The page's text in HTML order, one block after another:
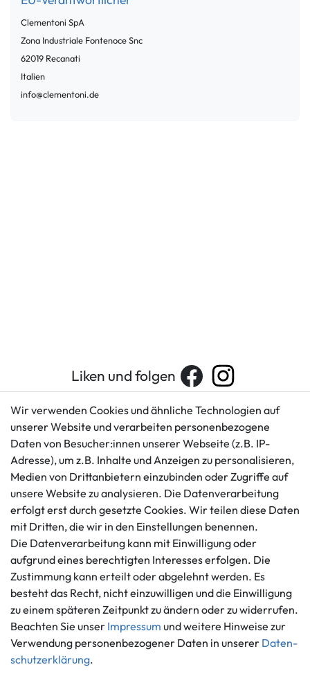
Clementoni SpA
Zona Industriale FontenoceSnc
62019 Recanati
Italien
info@clementoni.de
Liken und folgen
Kundenservice
+49 421 596586
Mo. - Fr. 9 - 16 Uhr
info@gameworld.de
Kontaktformular
Rechtliches
AGB
Impressum
Datenschutzerklärung
Barrierefreiheitserklärung
Widerrufs­recht
Vertrag widerrufen
Informationen
Ankauf
Über uns
Häufig gestellte Fragen
Zahlung und Versand
Batterieentsorgung
Zahlungsmöglichkeiten
Wir verwenden Cookies und ähnliche Technologien auf
unserer Website und verarbeiten personenbezogene
Daten von Besucher:innen unserer Webseite (z.B. IP-
Adresse), um z.B. Inhalte und Anzeigen zu personalisieren,
Medien von Drittanbietern einzubinden oder Zugriffe auf
unsere Website zu analysieren. Die Datenverarbeitung
erfolgt erst durch gesetzte Cookies. Wir teilen diese Daten
mit Dritten, die wir in den Einstellungen benennen.
Die Datenverarbeitung kann mit Einwilligung oder
aufgrund eines berechtigten Interesses erfolgen. Die
Zustimmung kann erteilt oder abgelehnt werden. Es
besteht das Recht, nicht einzuwilligen und die Einwilligung
zu einem späteren Zeitpunkt zu ändern oder zu widerrufen.
Beachten Sie unser Impressum und weitere Hinweise zur
Verwendung personenbezogener Daten in unserer Daten­
schutz­erklärung.